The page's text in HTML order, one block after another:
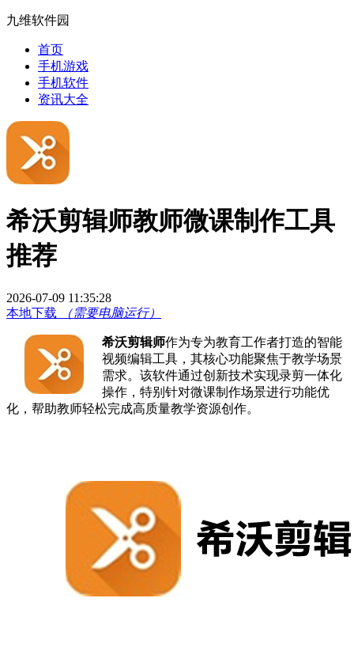
九维软件园
首页
手机游戏
手机软件
资讯大全
希沃剪辑师教师微课制作工具
推荐
2026-07-09 11:35:28
本地下载
（需要电脑运行）
希沃剪辑师作为专为教育工作者打造的智能
视频编辑工具，其核心功能聚焦于教学场景
需求。该软件通过创新技术实现录剪一体化
操作，特别针对微课制作场景进行功能优
化，帮助教师轻松完成高质量教学资源创作。